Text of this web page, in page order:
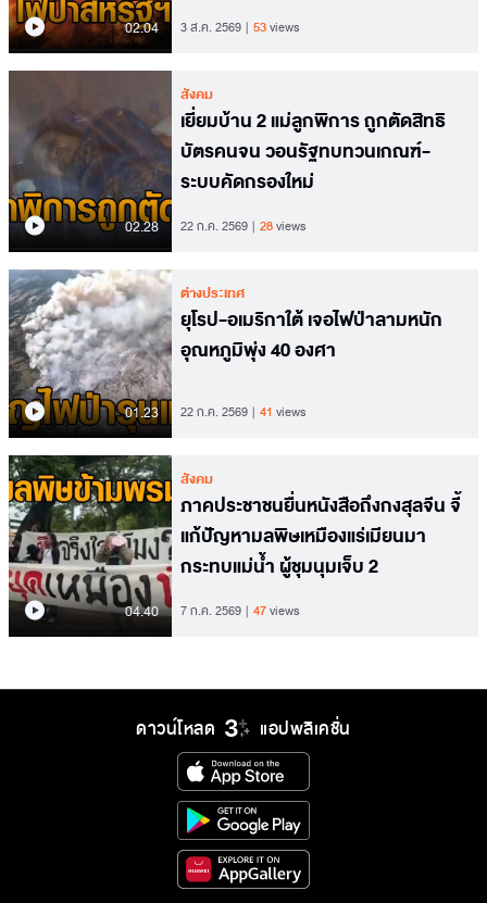
02.04 3 ส.ค. 2569 53views
02.28
สังคม
เยี่ยมบ้าน 2 แม่ลูกพิการ ถูกตัดสิทธิ
บัตรคนจน วอนรัฐทบทวนเกณฑ์-
ระบบคัดกรองใหม่
22 ก.ค. 2569 28views
01.23
ต่างประเทศ
ยุโรป-อเมริกาใต้ เจอไฟป่าลามหนัก
อุณหภูมิพุ่ง 40 องศา
22 ก.ค. 2569 41 views
04.40
สังคม
ภาคประชาชนยื่นหนังสือถึงกงสุลจีน จี้
แก้ปัญหามลพิษเหมืองแร่เมียนมา
กระทบแม่น้ำ ผู้ชุมนุมเจ็บ 2
7 ก.ค. 2569 47views
ดาวน์โหลด แอปพลิเคชั่น